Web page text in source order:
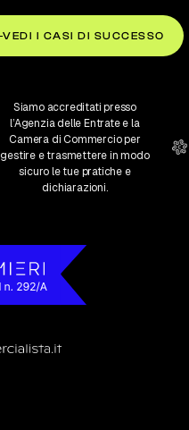
VEDI I CASI DI SUCCESSO
Siamo accreditati presso
l’Agenzia delle Entrate e la
Camera di Commercio per
gestire e trasmettere in modo
sicuro le tue pratiche e
dichiarazioni.